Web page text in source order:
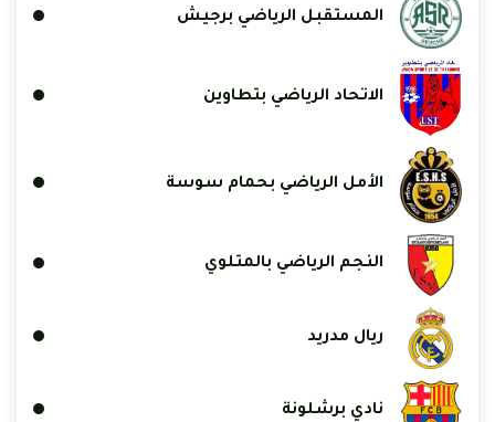
المستقبل الرياضي برجيش
الاتحاد الرياضي بتطاوين
الأمل الرياضي بحمام سوسة
النجم الرياضي بالمتلوي
ريال مدريد
نادي برشلونة